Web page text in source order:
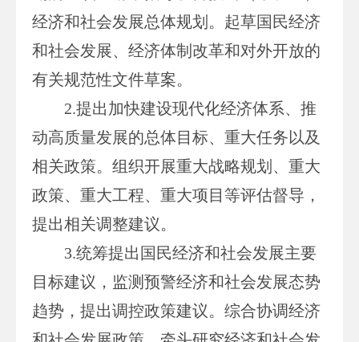
经济和社会发展总体规划。起草国民经济
和社会发展、经济体制改革和对外开放的
有关规范性文件草案。
2.提出加快建设现代化经济体系、推
动高质量发展的总体目标、重大任务以及
相关政策。组织开展重大战略规划、重大
政策、重大工程、重大项目等评估督导，
提出相关调整建议。
3.统筹提出国民经济和社会发展主要
目标建议，监测预警经济和社会发展态势
趋势，提出调控政策建议。综合协调经济